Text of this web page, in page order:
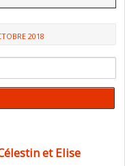
2018
et Elise